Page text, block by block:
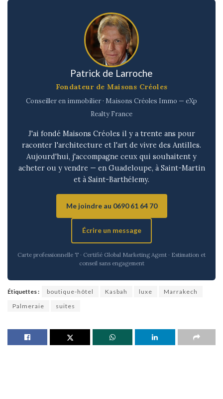
Patrick de Larroche
Fondateur de Maisons Créoles
Conseiller en immobilier · Maisons Créoles Immo — eXp
Realty France
J'ai fondé Maisons Créoles il y a trente ans pour
raconter l'architecture et l'art de vivre des Antilles.
Aujourd'hui, j'accompagne ceux qui souhaitent y
acheter ou y vendre — en Guadeloupe, à Saint-Martin
et à Saint-Barthélemy.
Me joindre au 0690 61 64 70
Écrire un message
Carte professionnelle T · Certifié Global Marketing Agent · Estimation et
conseil sans engagement
Étiquettes : boutique-hôtel Kasbah luxe
Marrakech
Palmeraie
suites